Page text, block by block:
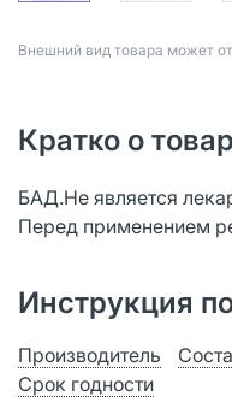
Bнешний вид товара может
Кратко о
БАД.Не является
Перед применением
Инструкция
Производитель
Срок годности